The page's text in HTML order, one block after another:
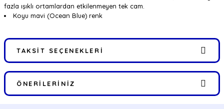
fazla ışıklı ortamlardan etkilenmeyen tek cam.
Koyu mavi (Ocean Blue) renk
TAKSIT SEÇENEKLERI
ÖNERILERINIZ